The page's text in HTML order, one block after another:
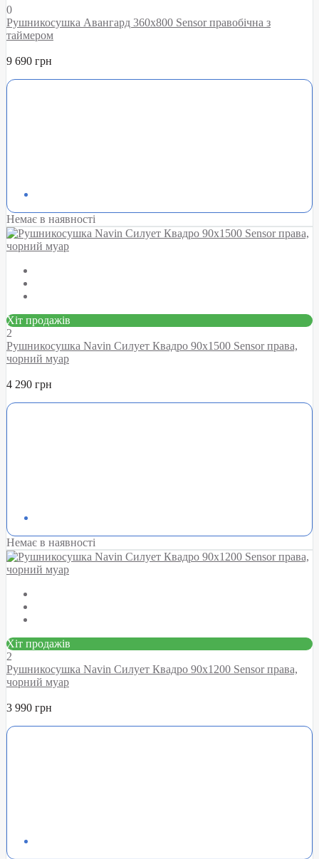
0
Рушникосушка Авангард 360х800 Sensor правобічна з
таймером
9 690 грн
Немає в наявності
Хіт продажів
2
Рушникосушка Navin Силует Квадро 90х1500 Sensor права,
чорний муар
4 290 грн
Немає в наявності
Хіт продажів
2
Рушникосушка Navin Силует Квадро 90х1200 Sensor права,
чорний муар
3 990 грн